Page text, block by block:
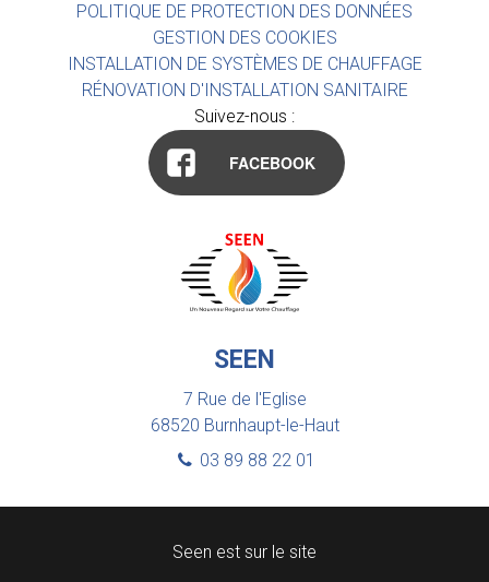
POLITIQUE DE PROTECTION DES DONNÉES
GESTION DES COOKIES
INSTALLATION DE SYSTÈMES DE CHAUFFAGE
RÉNOVATION D'INSTALLATION SANITAIRE
Suivez-nous :
FACEBOOK
SEEN
7 Rue de l'Eglise
68520 Burnhaupt-le-Haut
03 89 88 22 01
Seen est sur le site